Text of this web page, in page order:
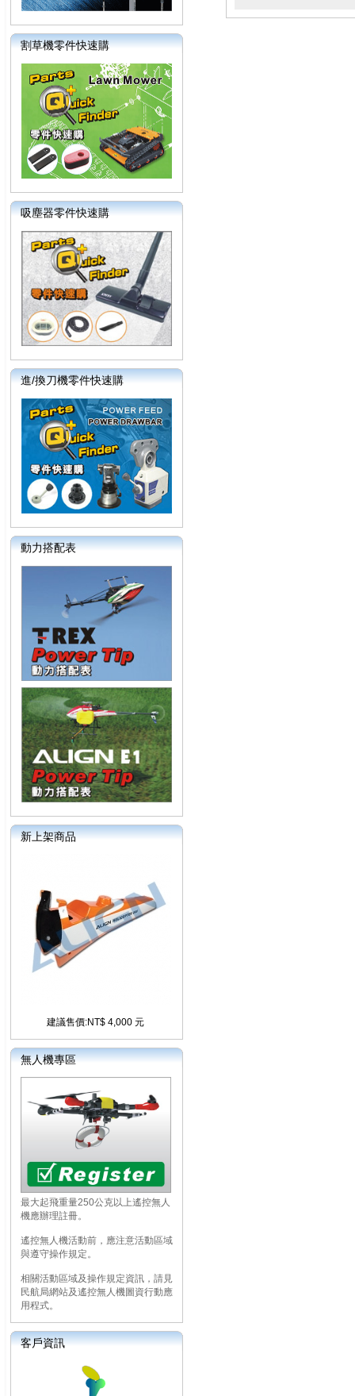
割草機零件快速購
吸塵器零件快速購
進/換刀機零件快速購
動力搭配表
新上架商品
建議售價:NT$ 4,000 元
無人機專區
最大起飛重量250公克以上遙控無人
機應辦理註冊。
遙控無人機活動前，應注意活動區域
與遵守操作規定。
相關活動區域及操作規定資訊，請見
民航局網站及遙控無人機圖資行動應
用程式。
客戶資訊